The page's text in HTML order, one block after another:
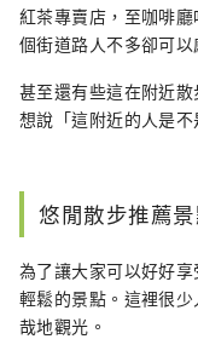
紅茶專賣店，至咖啡
個街道路人不多卻可以
甚至還有些這在附近
想說「這附近的人是不
悠閒散步推薦
為了讓大家可以好好
輕鬆的景點。這裡很
哉地觀光。